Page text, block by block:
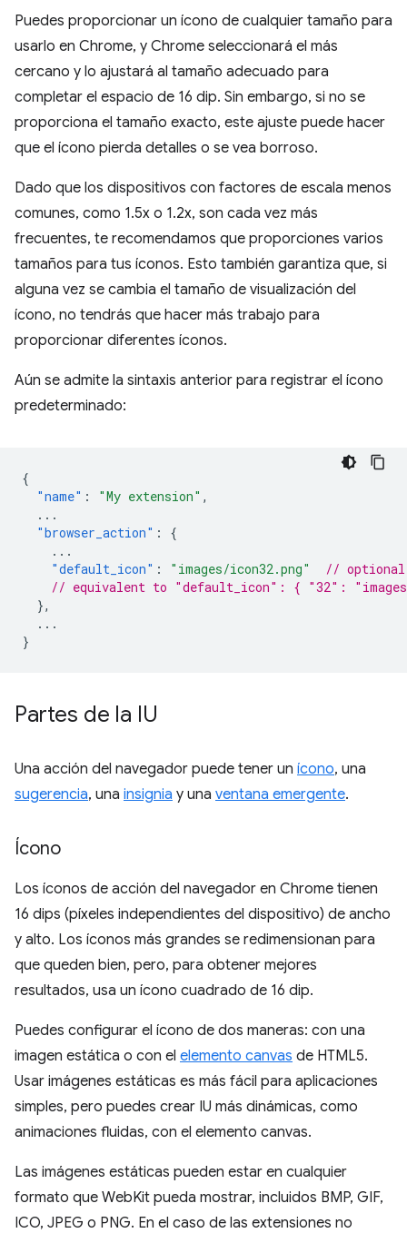
Puedes proporcionar un ícono de cualquier tamaño para
usarlo en Chrome, y Chrome seleccionará el más
cercano y lo ajustará al tamaño adecuado para
completar el espacio de 16 dip. Sin embargo, si no se
proporciona el tamaño exacto, este ajuste puede hacer
que el ícono pierda detalles o se vea borroso.
Dado que los dispositivos con factores de escala menos
comunes, como 1.5x o 1.2x, son cada vez más
frecuentes, te recomendamos que proporciones varios
tamaños para tus íconos. Esto también garantiza que, si
alguna vez se cambia el tamaño de visualización del
ícono, no tendrás que hacer más trabajo para
proporcionar diferentes íconos.
Aún se admite la sintaxis anterior para registrar el ícono
predeterminado:
{
"name" : "My extension" ,
...
"browser_action" :
{
...
"default_icon" : "images/icon32.png"
// optional
// equivalent to "default_icon": { "32":
},
...
}
Partes de la IU
Una acción del navegador puede tener un ícono, una
sugerencia, una insignia y una ventana emergente.
Ícono
Los íconos de acción del navegador en Chrome tienen
16 dips (píxeles independientes del dispositivo) de ancho
y alto. Los íconos más grandes se redimensionan para
que queden bien, pero, para obtener mejores
resultados, usa un ícono cuadrado de 16 dip.
Puedes configurar el ícono de dos maneras: con una
imagen estática o con el elemento canvas de HTML5.
Usar imágenes estáticas es más fácil para aplicaciones
simples, pero puedes crear IU más dinámicas, como
animaciones fluidas, con el elemento canvas.
Las imágenes estáticas pueden estar en cualquier
formato que WebKit pueda mostrar, incluidos BMP, GIF,
ICO, JPEG o PNG. En el caso de las extensiones no